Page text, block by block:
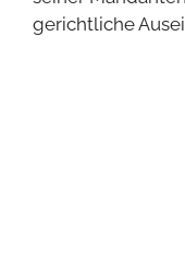
gerichtliche